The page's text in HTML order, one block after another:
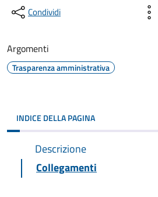
Condividi
Argomenti
Trasparenza amministrativa
INDICE DELLA PAGINA
Descrizione
Collegamenti